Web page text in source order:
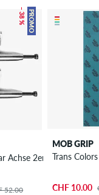
Pack
PROMO
– 38 %
Achse 2er Pack 8.625"
52.00
MOB GRIP
Trans
CHF 10.00